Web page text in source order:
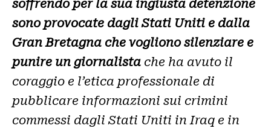
soffrendo per la sua ingiusta detenzione
sono provocate dagli Stati Uniti e dalla
Gran Bretagna che vogliono silenziare e
punire un giornalista che ha avuto il
coraggio e l’etica professionale di
pubblicare informazioni sui crimini
commessi dagli Stati Uniti in Iraq e in